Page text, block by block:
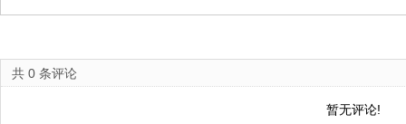
共 0 条评论
暂无评论!